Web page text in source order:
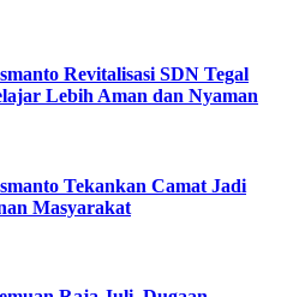
Revitalisasi SDN Tegal
Lebih Aman dan Nyaman
Tekankan Camat Jadi
Masyarakat